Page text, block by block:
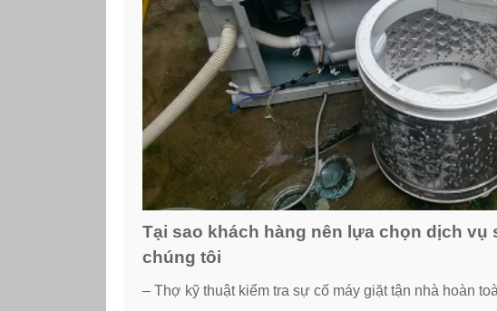
Tại sao khách hàng nên lựa chọn dịch vụ
chúng tôi
– Thợ kỹ thuật kiểm tra sự cố máy giặt tận nhà hoàn